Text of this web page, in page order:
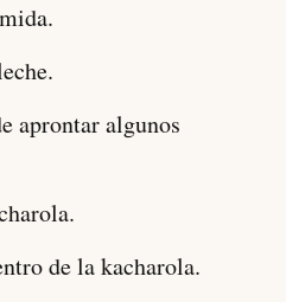
aprontar algunos
de la kacharola.